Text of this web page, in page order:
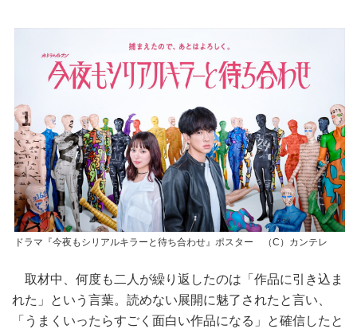
ドラマ『今夜もシリアルキラーと待ち合わせ』ポスター （C）カンテレ
取材中、何度も二人が繰り返したのは「作品に引き込ま
れた」という言葉。読めない展開に魅了されたと言い、
「うまくいったらすごく面白い作品になる」と確信したと